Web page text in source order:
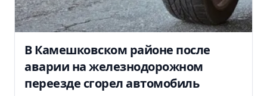
В Камешковском районе после
аварии на железнодорожном
переезде сгорел автомобиль